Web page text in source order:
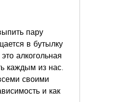
пару
в бутылку
алкогольная
каждым из нас.
своими
и как